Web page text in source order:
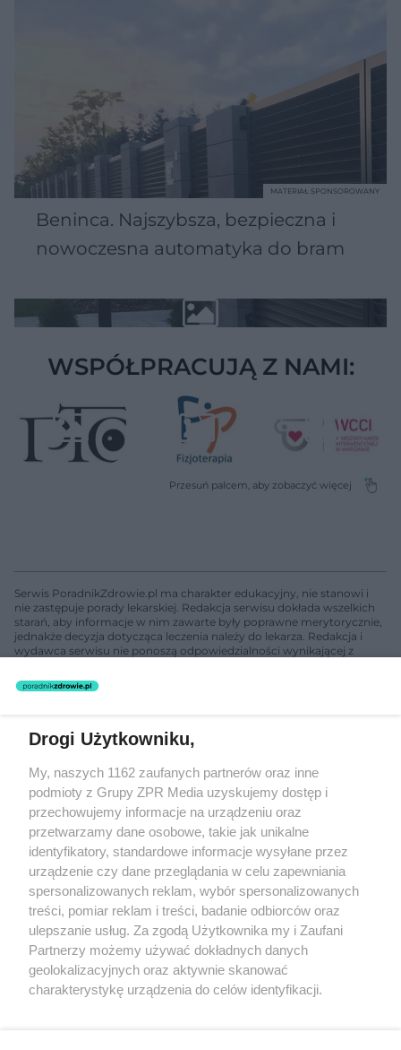
Beninca. Najszybsza, bezpieczna i
nowoczesna automatyka do bram
MATERIAŁ SPONSOROWANY
WSPÓŁPRACUJĄ Z NAMI:
Serwis PoradnikZdrowie.pl ma charakter edukacyjny, nie stanowi i
nie zastępuje porady lekarskiej. Redakcja serwisu dokłada wszelkich
starań, aby informacje w nim zawarte były poprawne merytorycznie,
jednakże decyzja dotycząca leczenia należy do lekarza. Redakcja i
wydawca serwisu nie ponoszą odpowiedzialności wynikającej z
nie prowadzi działalności leczniczej polegającej na udzielaniu
świadczeń zdrowotnych w rozumieniu art. 3 ust 1 ustawy o
Żaden utwór zamieszczony w serwisie nie może być powielany i
rozpowszechniany lub dalej rozpowszechniany w jakikolwiek sposób
(w tym także elektroniczny lub mechaniczny) na jakimkolwiek polu
eksploatacji w jakiejkolwiek formie, włącznie z umieszczaniem w
Internecie bez pisemnej zgody właściciela praw. Jakiekolwiek użycie
lub wykorzystanie utworów w całości lub w części z naruszeniem
prawa, tzn. bez właściwej zgody, jest zabronione pod groźbą kary i
może być ścigane prawnie.
O nas
Drogi Użytkowniku,
My, naszych 1162 zaufanych partnerów oraz inne
podmioty z Grupy ZPR Media uzyskujemy dostęp i
przechowujemy informacje na urządzeniu oraz
przetwarzamy dane osobowe, takie jak unikalne
identyfikatory, standardowe informacje wysyłane przez
urządzenie czy dane przeglądania w celu zapewniania
spersonalizowanych reklam, wybór spersonalizowanych
treści, pomiar reklam i treści, badanie odbiorców oraz
ulepszanie usług. Za zgodą Użytkownika my i Zaufani
Partnerzy możemy używać dokładnych danych
geolokalizacyjnych oraz aktywnie skanować
charakterystykę urządzenia do celów identyfikacji.